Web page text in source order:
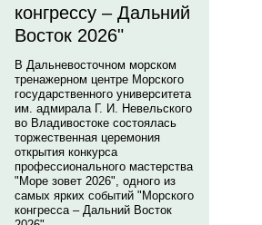
конгрессу – Дальний
Восток 2026"
В Дальневосточном морском
тренажерном центре Морского
государственного университета
им. адмирала Г. И. Невельского
во Владивостоке состоялась
торжественная церемония
открытия конкурса
профессионального мастерства
"Море зовет 2026", одного из
самых ярких событий "Морского
конгресса – Дальний Восток